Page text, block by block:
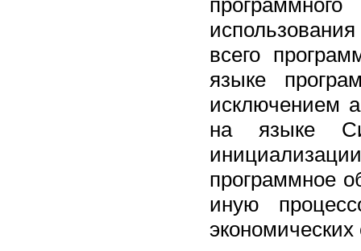
всего
языке
исключением
на языке
программное
иную